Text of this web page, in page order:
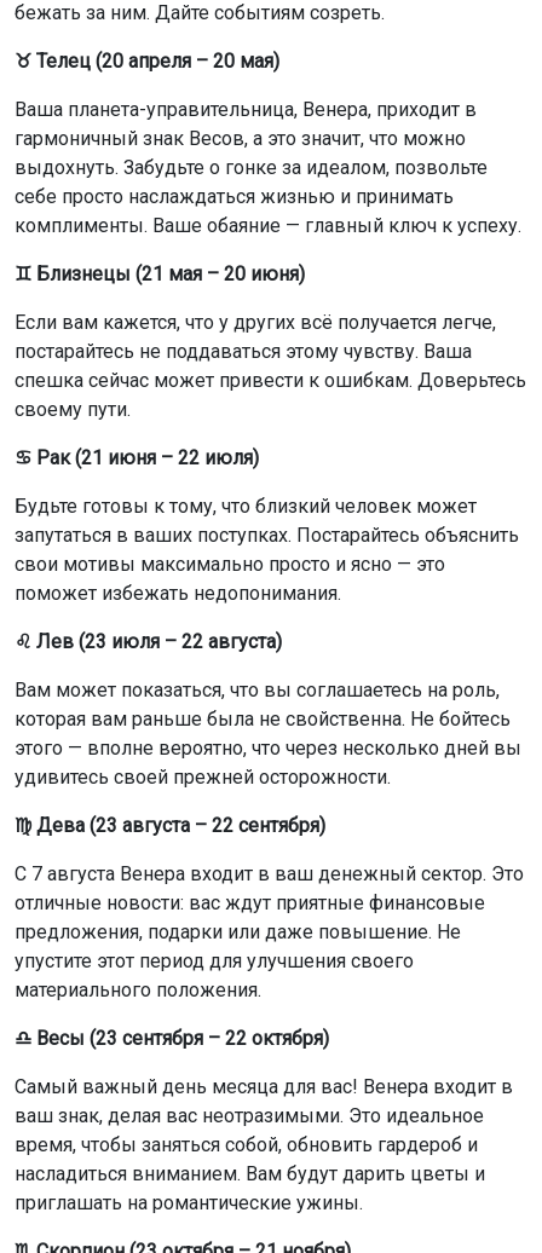
бежать за ним. Дайте событиям созреть.
♉ Телец (20 апреля – 20 мая)
Ваша планета-управительница, Венера, приходит в
гармоничный знак Весов, а это значит, что можно
выдохнуть. Забудьте о гонке за идеалом, позвольте
себе просто наслаждаться жизнью и принимать
комплименты. Ваше обаяние — главный ключ к успеху.
♊ Близнецы (21 мая – 20 июня)
Если вам кажется, что у других всё получается легче,
постарайтесь не поддаваться этому чувству. Ваша
спешка сейчас может привести к ошибкам. Доверьтесь
своему пути.
♋ Рак (21 июня – 22 июля)
Будьте готовы к тому, что близкий человек может
запутаться в ваших поступках. Постарайтесь объяснить
свои мотивы максимально просто и ясно — это
поможет избежать недопонимания.
♌ Лев (23 июля – 22 августа)
Вам может показаться, что вы соглашаетесь на роль,
которая вам раньше была не свойственна. Не бойтесь
этого — вполне вероятно, что через несколько дней вы
удивитесь своей прежней осторожности.
♍ Дева (23 августа – 22 сентября)
С 7 августа Венера входит в ваш денежный сектор. Это
отличные новости: вас ждут приятные финансовые
предложения, подарки или даже повышение. Не
упустите этот период для улучшения своего
материального положения.
♎ Весы (23 сентября – 22 октября)
Самый важный день месяца для вас! Венера входит в
ваш знак, делая вас неотразимыми. Это идеальное
время, чтобы заняться собой, обновить гардероб и
насладиться вниманием. Вам будут дарить цветы и
приглашать на романтические ужины.